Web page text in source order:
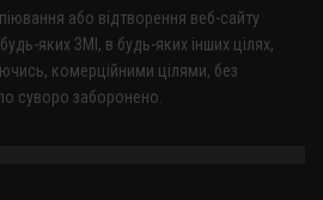
або відтворення веб-сайту
яких ЗМІ, в будь-яких інших цілях,
комерційними цілями, без
суворо заборонено.